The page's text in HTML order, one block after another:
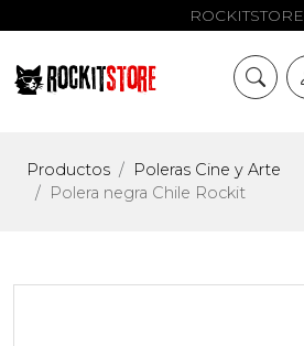
ROCKITSTORE
Productos
Poleras Cine y Arte
Polera negra Chile Rockit